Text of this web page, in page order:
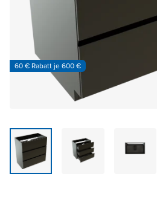
60 € Rabatt je 600 €